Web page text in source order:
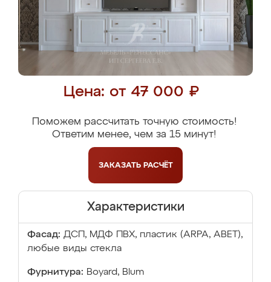
Цена: от 47 000 ₽
Поможем рассчитать точную стоимость!
Ответим менее, чем за 15 минут!
ЗАКАЗАТЬ РАСЧЁТ
Характеристики
Фасад: ДСП, МДФ ПВХ, пластик (ARPA, ABET),
любые виды стекла
Фурнитура: Boyard, Blum